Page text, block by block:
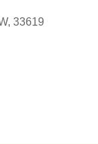
33619